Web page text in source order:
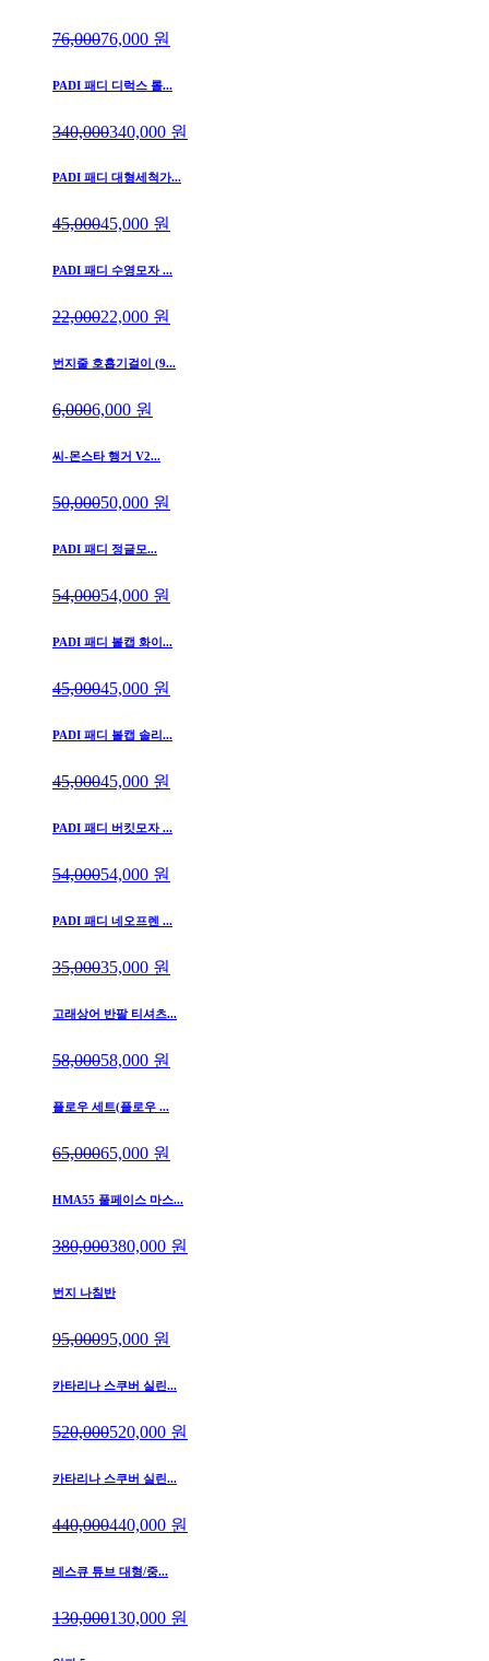
76,00076,000 원
PADI 패디 디럭스 롤...
340,000340,000 원
PADI 패디 대형세척가...
45,00045,000 원
PADI 패디 수영모자 ...
22,00022,000 원
번지줄 호흡기걸이 (9...
6,0006,000 원
씨-몬스타 행거 V2...
50,00050,000 원
PADI 패디 정글모...
54,00054,000 원
PADI 패디 볼캡 화이...
45,00045,000 원
PADI 패디 볼캡 솔리...
45,00045,000 원
PADI 패디 버킷모자 ...
54,00054,000 원
PADI 패디 네오프렌 ...
35,00035,000 원
고래상어 반팔 티셔츠...
58,00058,000 원
플로우 세트(플로우 ...
65,00065,000 원
HMA55 풀페이스 마스...
380,000380,000 원
번지 나침반
95,00095,000 원
카타리나 스쿠버 실린...
520,000520,000 원
카타리나 스쿠버 실린...
440,000440,000 원
레스큐 튜브 대형/중...
130,000130,000 원